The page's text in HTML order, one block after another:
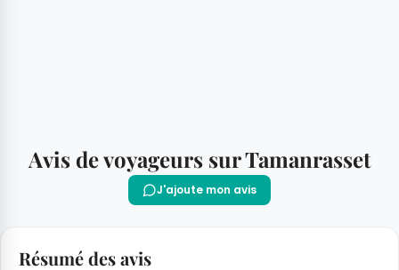
Avis de voyageurs sur Tamanrasset
J'ajoute mon avis
Résumé des avis